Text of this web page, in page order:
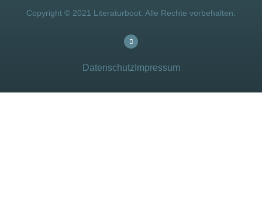
Copyright © 2021 Literaturboot. Alle Rechte vorbehalten.
Datenschutz Impressum